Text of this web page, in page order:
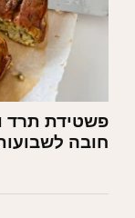
פשטידת תרד
חובה